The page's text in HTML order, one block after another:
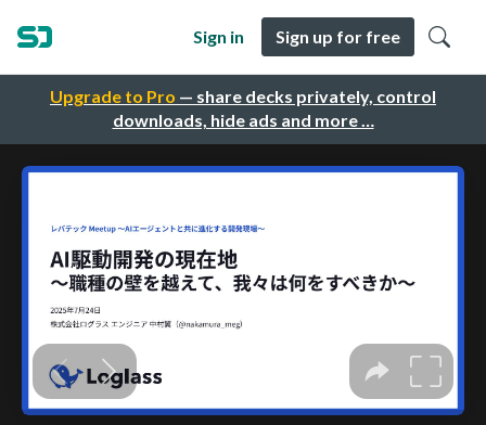
Upgrade to Pro — share decks privately, control
downloads, hide ads and more …
Sign in Sign up for free